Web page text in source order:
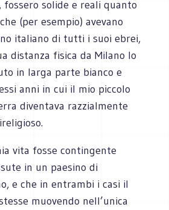
fossero solide e reali quanto
(per esempio) avevano
italiano di tutti i suoi ebrei,
distanza fisica da Milano lo
in larga parte bianco e
anni in cui il mio piccolo
diventava razzialmente
vita fosse contingente
in un paesino di
e che in entrambi i casi il
muovendo nell’unica